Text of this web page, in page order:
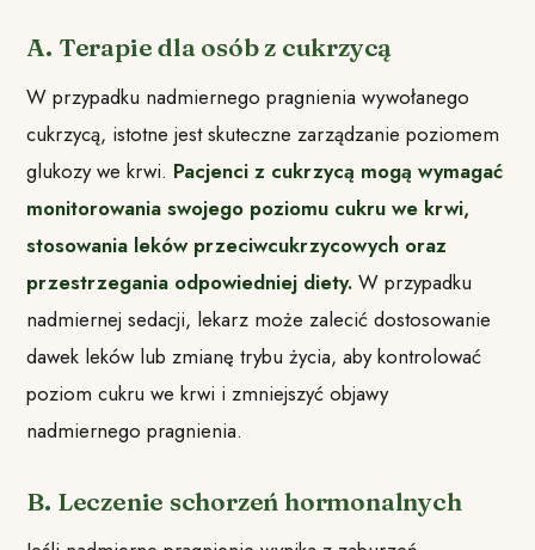
A. Terapie dla osób z cukrzycą
W przypadku nadmiernego pragnienia wywołanego
cukrzycą, istotne jest skuteczne zarządzanie poziomem
glukozy we krwi. Pacjenci z cukrzycą mogą wymagać
monitorowania swojego poziomu cukru we krwi,
stosowania leków przeciwcukrzycowych oraz
przestrzegania odpowiedniej diety. W przypadku
nadmiernej sedacji, lekarz może zalecić dostosowanie
dawek leków lub zmianę trybu życia, aby kontrolować
poziom cukru we krwi i zmniejszyć objawy
nadmiernego pragnienia.
B. Leczenie schorzeń hormonalnych